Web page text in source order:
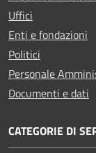
Uffici
Enti e fondazioni
Politici
Personale
Documenti e dati
CATEGORIE DI